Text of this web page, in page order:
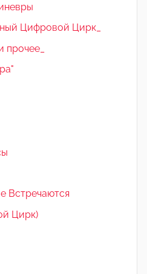
Цифровой Цирк_
Встречаются
Цирк)